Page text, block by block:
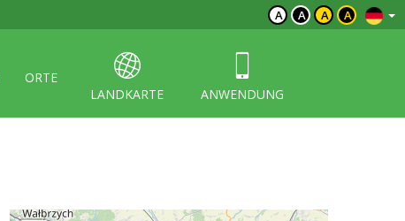
A A A A
ORTE
LANDKARTE
ANWENDUNG